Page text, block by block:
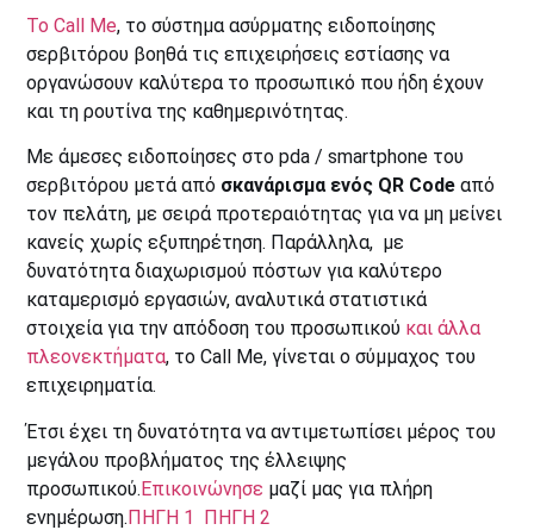
To Call Me, το σύστημα ασύρματης ειδοποίησης
σερβιτόρου βοηθά τις επιχειρήσεις εστίασης να
οργανώσουν καλύτερα το προσωπικό που ήδη έχουν
και τη ρουτίνα της καθημερινότητας.
Με άμεσες ειδοποίησες στο pda / smartphone του
σερβιτόρου μετά από σκανάρισμα ενός QR Code από
τον πελάτη, με σειρά προτεραιότητας για να μη μείνει
κανείς χωρίς εξυπηρέτηση. Παράλληλα, με
δυνατότητα διαχωρισμού πόστων για καλύτερο
καταμερισμό εργασιών, αναλυτικά στατιστικά
στοιχεία για την απόδοση του προσωπικού και άλλα
πλεονεκτήματα, το Call Me, γίνεται ο σύμμαχος του
επιχειρηματία.
Έτσι έχει τη δυνατότητα να αντιμετωπίσει μέρος του
μεγάλου προβλήματος της έλλειψης
προσωπικού.Επικοινώνησε μαζί μας για πλήρη
ενημέρωση.ΠΗΓΗ 1 ΠΗΓΗ 2